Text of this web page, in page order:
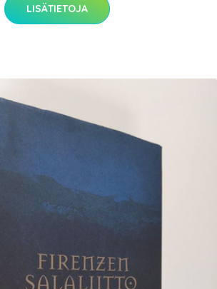
LISÄTIETOJA